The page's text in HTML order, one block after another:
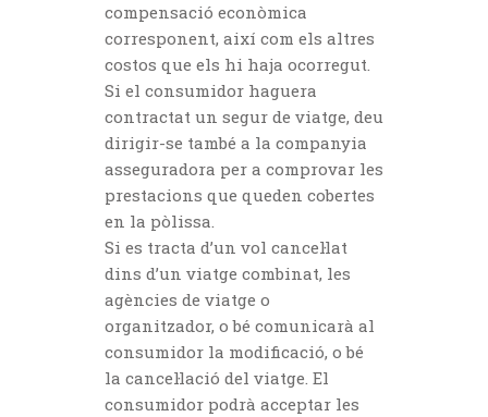
compensació econòmica
corresponent, així com els altres
costos que els hi haja ocorregut.
Si el consumidor haguera
contractat un segur de viatge, deu
dirigir-se també a la companyia
asseguradora per a comprovar les
prestacions que queden cobertes
en la pòlissa.
Si es tracta d’un vol cancel·lat
dins d’un viatge combinat, les
agències de viatge o
organitzador, o bé comunicarà al
consumidor la modificació, o bé
la cancel·lació del viatge. El
consumidor podrà acceptar les